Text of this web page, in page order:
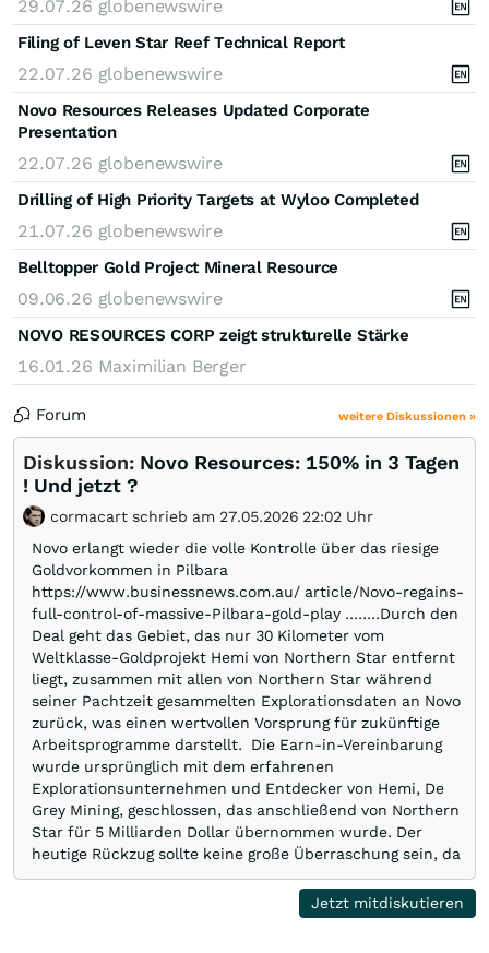
29.07.26 globenewswire
Filing of Leven Star Reef Technical Report
22.07.26 globenewswire
Novo Resources Releases Updated Corporate
Presentation
22.07.26 globenewswire
Drilling of High Priority Targets at Wyloo Completed
21.07.26 globenewswire
Belltopper Gold Project Mineral Resource
09.06.26 globenewswire
NOVO RESOURCES CORP zeigt strukturelle Stärke
16.01.26 Maximilian Berger
Forum weitere Diskussionen »
Diskussion: Novo Resources: 150% in 3 Tagen
! Und jetzt ?
cormacart schrieb am 27.05.2026 22:02 Uhr
Novo erlangt wieder die volle Kontrolle über das riesige
Goldvorkommen in Pilbara
https://www.businessnews.com.au/ article/Novo-regains-
full-control-of-massive-Pilbara-gold-play ........Durch den
Deal geht das Gebiet, das nur 30 Kilometer vom
Weltklasse-Goldprojekt Hemi von Northern Star entfernt
liegt, zusammen mit allen von Northern Star während
seiner Pachtzeit gesammelten Explorationsdaten an Novo
zurück, was einen wertvollen Vorsprung für zukünftige
Arbeitsprogramme darstellt. Die Earn-in-Vereinbarung
wurde ursprünglich mit dem erfahrenen
Explorationsunternehmen und Entdecker von Hemi, De
Grey Mining, geschlossen, das anschließend von Northern
Star für 5 Milliarden Dollar übernommen wurde. Der
heutige Rückzug sollte keine große Überraschung sein, da
Northern Star ein bekannter Untertagebergbaubetreiber
ist und die Exploration definitiv nicht zu seinem
natürlichen Tätigkeitsfeld gehört.................... ------------
Jetzt mitdiskutieren